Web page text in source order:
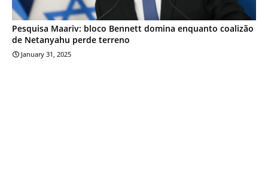
Pesquisa Maariv: bloco Bennett domina enquanto coalizão
de Netanyahu perde terreno
January 31, 2025